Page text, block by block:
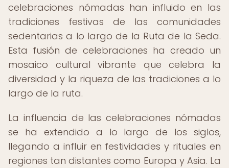
celebraciones nómadas han influido en las
tradiciones festivas de las comunidades
sedentarias a lo largo de la Ruta de la Seda.
Esta fusión de celebraciones ha creado un
mosaico cultural vibrante que celebra la
diversidad y la riqueza de las tradiciones a lo
largo de la ruta.
La influencia de las celebraciones nómadas
se ha extendido a lo largo de los siglos,
llegando a influir en festividades y rituales en
regiones tan distantes como Europa y Asia. La